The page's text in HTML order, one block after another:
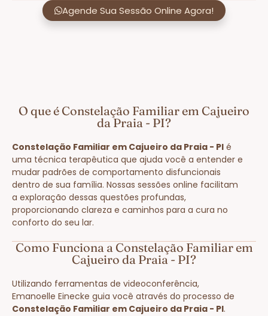
Agende Sua Sessão Online Agora!
O que é Constelação Familiar em Cajueiro
da Praia - PI?
Constelação Familiar em Cajueiro da Praia - PI é
uma técnica terapêutica que ajuda você a entender e
mudar padrões de comportamento disfuncionais
dentro de sua família. Nossas sessões online facilitam
a exploração dessas questões profundas,
proporcionando clareza e caminhos para a cura no
conforto do seu lar.
Como Funciona a Constelação Familiar em
Cajueiro da Praia - PI?
Utilizando ferramentas de videoconferência,
Emanoelle Einecke guia você através do processo de
Constelação Familiar em Cajueiro da Praia - PI.